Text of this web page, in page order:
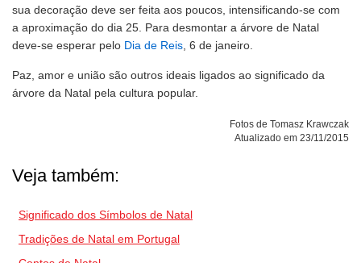
sua decoração deve ser feita aos poucos, intensificando-se com
a aproximação do dia 25. Para desmontar a árvore de Natal
deve-se esperar pelo Dia de Reis , 6 de janeiro.
Paz, amor e união são outros ideais ligados ao significado da
árvore da Natal pela cultura popular.
Fotos de Tomasz Krawczak
Atualizado em 23/11/2015
Veja também:
Significado dos Símbolos de Natal
Tradições de Natal em Portugal